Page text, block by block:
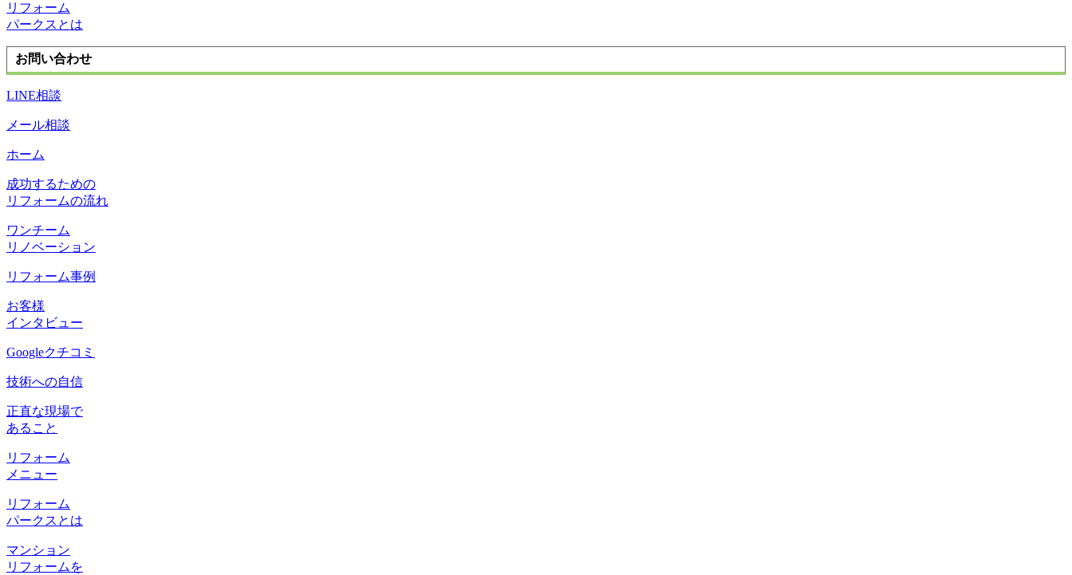
リフォーム
パークスとは
お問い合わせ
LINE相談
メール相談
ホーム
成功するための
リフォームの流れ
ワンチーム
リノベーション
リフォーム事例
お客様
インタビュー
Googleクチコミ
技術への自信
正直な現場で
あること
リフォーム
メニュー
リフォーム
パークスとは
マンション
リフォームを